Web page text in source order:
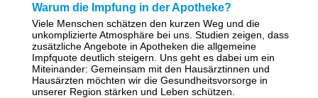
Warum die Impfung in der Apotheke?
Viele Menschen schätzen den kurzen Weg und die
unkomplizierte Atmosphäre bei uns. Studien zeigen, dass
zusätzliche Angebote in Apotheken die allgemeine
Impfquote deutlich steigern. Uns geht es dabei um ein
Miteinander: Gemeinsam mit den Hausärztinnen und
Hausärzten möchten wir die Gesundheitsvorsorge in
unserer Region stärken und Leben schützen.